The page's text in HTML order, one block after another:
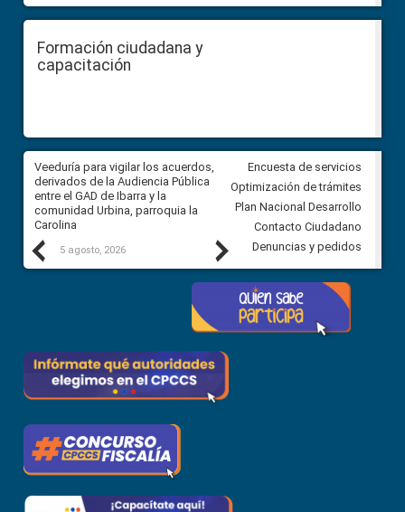
Formación ciudadana y
capacitación
Previous
Veeduría para vigilar los acuerdos,
derivados de la Audiencia Pública
entre el GAD de Ibarra y la
comunidad Urbina, parroquia la
Carolina
5 agosto, 2026
CPCCS convoca a Veeduría
Ciudadana para vigilar el
5 agosto, 2026
Next
Encuesta de servicios
Optimización de trámites
Plan Nacional Desarrollo
Contacto Ciudadano
Denuncias y pedidos